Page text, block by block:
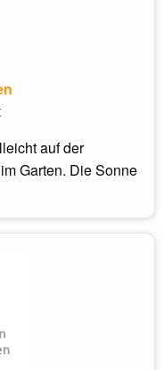
auf der
Garten. Die Sonne